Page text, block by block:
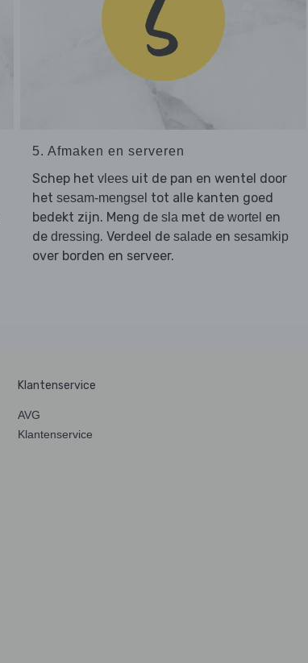
5. Afmaken en serveren
Schep het vleesuit de pan en wentel door
het sesam-mengsel tot alle kanten goed
bedekt zijn. Meng de sla met de wortel en
de dressing. Verdeel de salade en sesamkip
over borden en serveer.
Klantenservice
AVG
Klantenservice